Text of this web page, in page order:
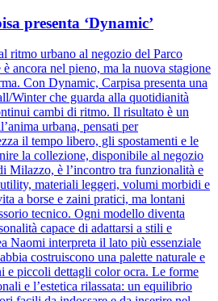
presenta ‘Dynamic’
ritmo urbano al negozio del Parco
ancora nel pieno, ma la nuova stagione
Con Dynamic, Carpisa presenta una
Winter che guarda alla quotidianità
cambi di ritmo. Il risultato è un
urbana, pensati per
il tempo libero, gli spostamenti e le
la collezione, disponibile al negozio
Milazzo, è l’incontro tra funzionalità e
materiali leggeri, volumi morbidi e
a borse e zaini pratici, ma lontani
tecnico. Ogni modello diventa
capace di adattarsi a stili e
Naomi interpreta il lato più essenziale
costruiscono una palette naturale e
e piccoli dettagli color ocra. Le forme
e l’estetica rilassata: un equilibrio